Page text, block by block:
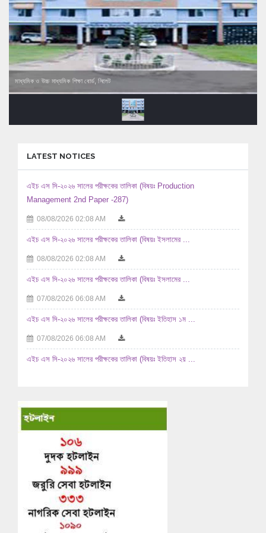
মাধ্যমিক ও উচ্চ মাধ্যমিক শিক্ষা বোর্ড, সিলেট
LATEST NOTICES
এইচ এস সি-২০২৬ সালের পরীক্ষকের তালিকা (বিষয়ঃ Production
Management 2nd Paper -287)
08/08/2026 02:08 AM
এইচ এস সি-২০২৬ সালের পরীক্ষকের তালিকা (বিষয়ঃ ইসলামের ...
08/08/2026 02:08 AM
এইচ এস সি-২০২৬ সালের পরীক্ষকের তালিকা (বিষয়ঃ ইসলামের ...
07/08/2026 06:08 AM
এইচ এস সি-২০২৬ সালের পরীক্ষকের তালিকা (বিষয়ঃ ইতিহাস ১ম ...
07/08/2026 06:08 AM
এইচ এস সি-২০২৬ সালের পরীক্ষকের তালিকা (বিষয়ঃ ইতিহাস ২য় ...
04/08/2026 11:08 AM
জনাব নিরঞ্জন সিংহ- এর পাসপোর্ট নবায়ন করার অনুমতিসহ ...
03/08/2026 12:08 PM
এইচ এস সি-২০২৬ সালের পরীক্ষকের তালিকা (বিষয়ঃ রসায়ন ২য় পত্র ...
03/08/2026 02:08 AM
এইচ এস সি-২০২৬ সালের পরীক্ষকের তালিকা (বিষয়ঃ রসায়ন ১ম পত্র ...